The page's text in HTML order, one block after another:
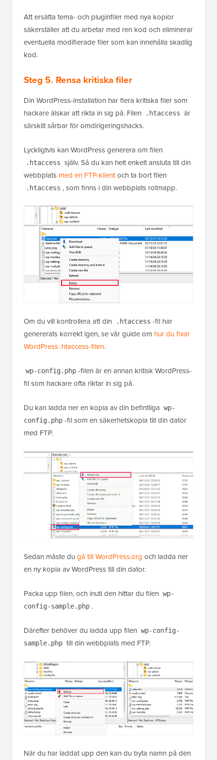
Att ersätta tema- och pluginfiler med nya kopior
säkerställer att du arbetar med ren kod och eliminerar
eventuella modifierade filer som kan innehålla skadlig
kod.
Steg 5. Rensa kritiska filer
Din WordPress-installation har flera kritiska filer som
hackare älskar att rikta in sig på. Filen
.htaccess är
särskilt sårbar för omdirigeringshacks.
Lyckligtvis kan WordPress generera om filen
.htaccess själv. Så du kan helt enkelt ansluta till din
webbplats med en FTP-klientoch ta bort filen
.htaccess , som finns i din webbplats rotmapp.
Om du vill kontrollera att din .htaccess -fil har
genererats korrekt igen, se vår guide om hur du fixar
WordPress .htaccess-filen.
wp-config.php -filen är en annan kritisk WordPress-
fil som hackare ofta riktar in sig på.
Du kan ladda ner en kopia av din befintliga wp-
config.php -fil som en säkerhetskopia till din dator
med FTP.
Sedan måste du gå till WordPress.org och ladda ner
en ny kopia av WordPress till din dator.
Packa upp filen, och inuti den hittar du filen wp-
config-sample.php .
Därefter behöver du ladda upp filen wp-config-
sample.php till din webbplats med FTP.
När du har laddat upp den kan du byta namn på den